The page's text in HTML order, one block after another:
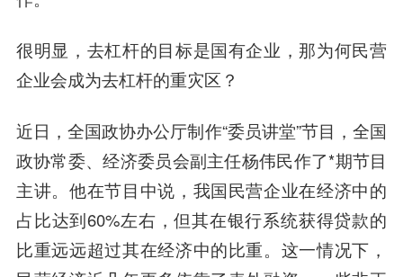
很明显，去杠杆的目标是国有企业，那为何民营
企业会成为去杠杆的重灾区？
近日，全国政协办公厅制作“委员讲堂”节目，全国
政协常委、经济委员会副主任杨伟民作了*期节目
主讲。他在节目中说，我国民营企业在经济中的
占比达到60%左右，但其在银行系统获得贷款的
比重远远超过其在经济中的比重。这一情况下，